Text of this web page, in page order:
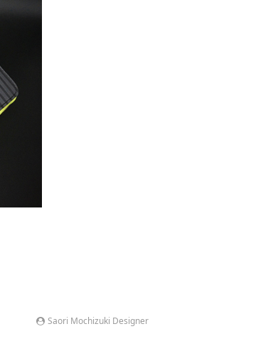
Saori Mochizuki Designer